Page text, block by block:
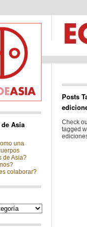
Asia
una
de Asia?
colaborar?
Posts
Check
tagged